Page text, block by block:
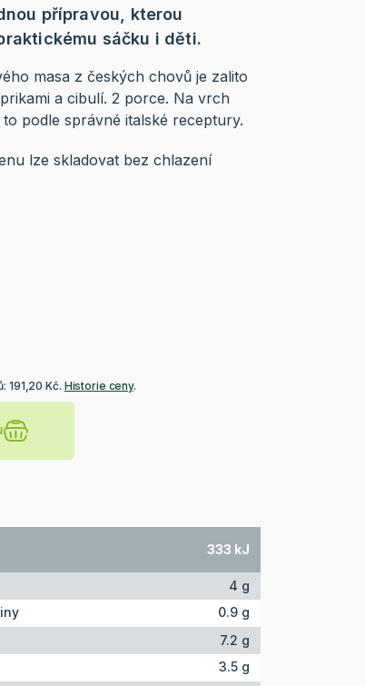
přípravou, kterou
sáčku i děti.
masa z českých chovů je zalito
a cibulí. 2 porce. Na vrch
podle správné italské receptury.
lze skladovat bez chlazení
191,20 Kč. Historie ceny.
333 kJ
4 g
0.9 g
7.2 g
3.5 g